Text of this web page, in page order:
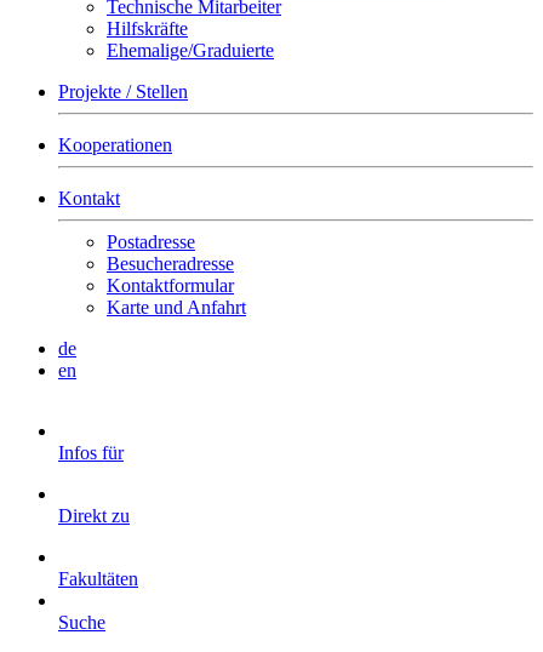
Technische Mitarbeiter
Hilfskräfte
Ehemalige/Graduierte
Projekte / Stellen
Kooperationen
Kontakt
Postadresse
Besucheradresse
Kontaktformular
Karte und Anfahrt
de
en
Infos für
Direkt zu
Fakultäten
Suche